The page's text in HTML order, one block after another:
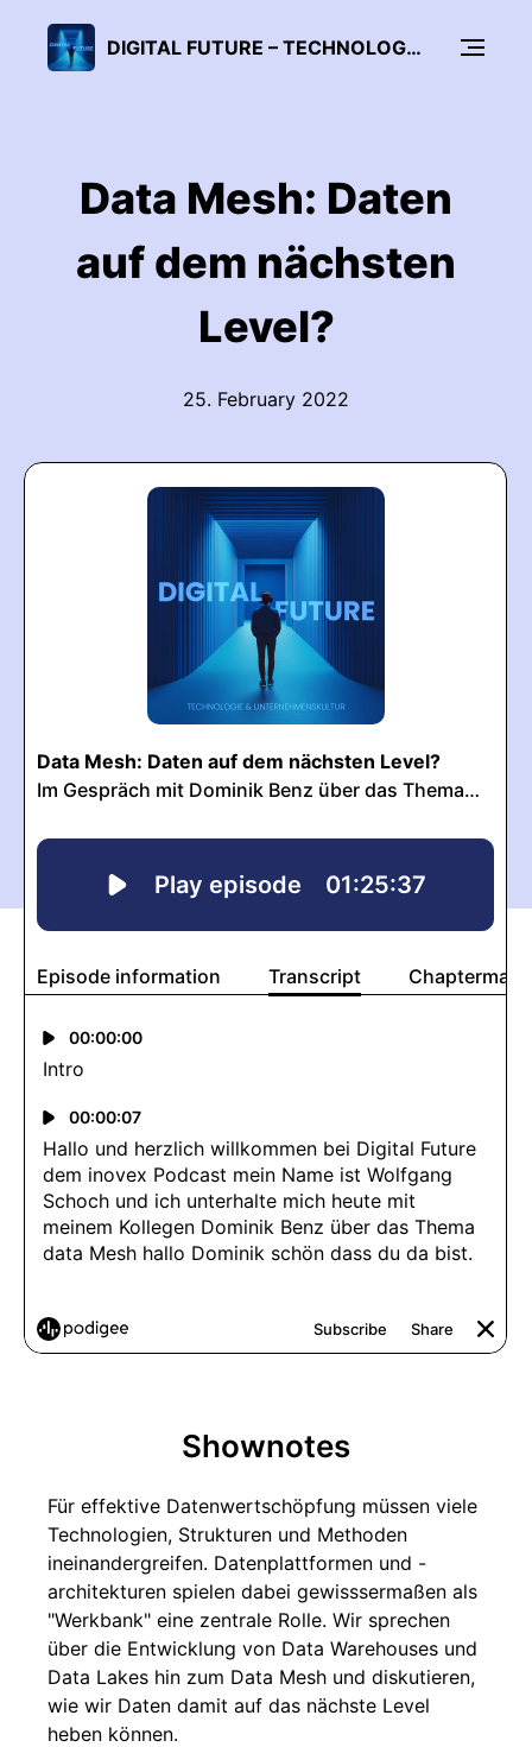
DIGITAL FUTURE – TECHNOLOGIE & UNTERNEHMENSKULTUR
Data Mesh: Daten
auf dem nächsten
Level?
25. February 2022
Shownotes
Für effektive Datenwertschöpfung müssen viele
Technologien, Strukturen und Methoden
ineinandergreifen. Datenplattformen und -
architekturen spielen dabei gewisssermaßen als
"Werkbank" eine zentrale Rolle. Wir sprechen
über die Entwicklung von Data Warehouses und
Data Lakes hin zum Data Mesh und diskutieren,
wie wir Daten damit auf das nächste Level
heben können.